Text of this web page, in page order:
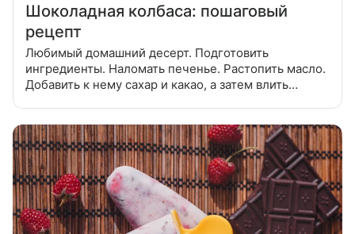
Шоколадная колбаса: пошаговый
рецепт
Любимый домашний десерт. Подготовить
ингредиенты. Наломать печенье. Растопить масло.
Добавить к нему сахар и какао, а затем влить
мешочкам. И поместить в морозилку миниму